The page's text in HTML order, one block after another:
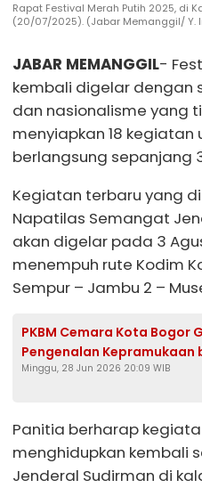
Rapat Festival Merah Putih 2025, di
(20/07/2025). (Jabar Memanggil/ Y.
JABAR MEMANGGIL-
kembali digelar dengan
dan nasionalisme yang
menyiapkan 18
berlangsung sepanjang
Kegiatan terbaru yang
Napatilas Semangat
akan digelar pada 3
menempuh rute Kodim
Sempur – Jambu 2 –
PKBM Cemara Kota Bogor
Pengenalan Kepramukaan
Baru
Minggu, 28 Jun 2026 20:09 WIB
Panitia berharap
menghidupkan kembali
Jenderal Sudirman di